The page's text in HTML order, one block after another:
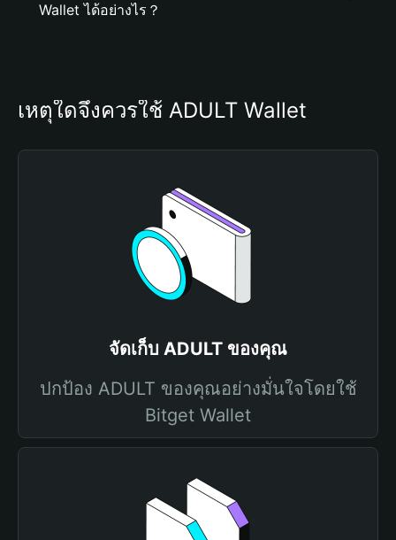
Wallet ได้อย่างไร？
เหตุใดจึงควรใช้ ADULT Wallet
จัดเก็บ ADULT ของคุณ
ปกป้อง ADULT ของคุณอย่างมั่นใจโดยใช้
Bitget Wallet